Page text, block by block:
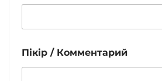
Пікір / Комментарий